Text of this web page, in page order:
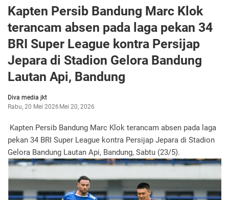
Kapten Persib Bandung Marc Klok
terancam absen pada laga pekan 34
BRI Super League kontra Persijap
Jepara di Stadion Gelora Bandung
Lautan Api, Bandung
Diva media jkt
Rabu, 20 Mei 2026 Mei 20, 2026
Kapten Persib Bandung Marc Klok terancam absen pada laga
pekan 34 BRI Super League kontra Persijap Jepara di Stadion
Gelora Bandung Lautan Api, Bandung, Sabtu (23/5).